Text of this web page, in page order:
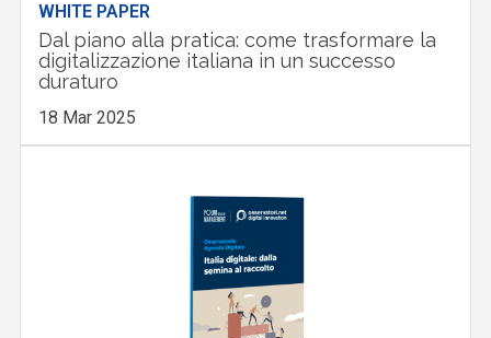
WHITE PAPER
Dal piano alla pratica: come trasformare la
digitalizzazione italiana in un successo
duraturo
18 Mar 2025